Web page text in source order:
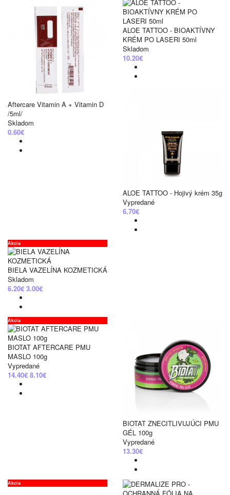
Aftercare Vitamin A + Vitamin D
/5ml/
Skladom
0.60€
ALOE TATTOO - BIOAKTÍVNY
KRÉM PO LASERI 50ml
Skladom
10.20€
ALOE TATTOO - Hojivý krém 35g
Vypredané
6.70€
Akcia
BIELA VAZELÍNA KOZMETICKÁ
Skladom
6.20€ 3.00€
Akcia
BIOTAT AFTERCARE PMU
MASLO 100g
Vypredané
14.40€ 8.10€
BIOTAT ZNECITLIVUJÚCI PMU
GÉL 100g
Vypredané
13.30€
Akcia